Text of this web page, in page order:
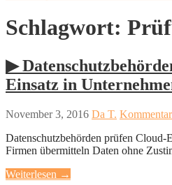
Schlagwort:
▶︎
Einsatz in
November 3, 2016 Da T.
Datenschutzbehörden prüfen Cloud-
Firmen übermitteln Daten ohne
Weiterlesen →